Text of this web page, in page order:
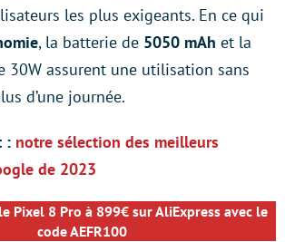
les plus exigeants. En ce qui
, la batterie de 5050 mAh et la
30W assurent une utilisation sans
d’une journée.
: notre sélection des meilleurs
de 2023
Pixel 8 Pro à 899€ sur AliExpress avec le
code AEFR100